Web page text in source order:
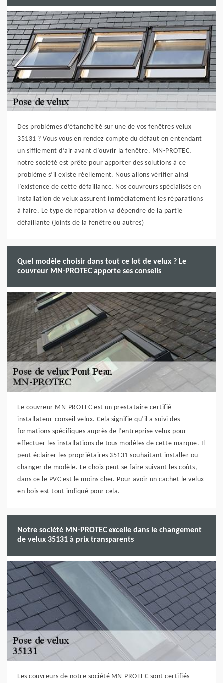
Des problèmes d’étanchéité sur une de vos fenêtres velux
35131 ? Vous vous en rendez compte du défaut en entendant
un sifflement d’air avant d’ouvrir la fenêtre. MN-PROTEC,
notre société est prête pour apporter des solutions à ce
problème s’il existe réellement. Nous allons vérifier ainsi
l’existence de cette défaillance. Nos couvreurs spécialisés en
installation de velux assurent immédiatement les réparations
à faire. Le type de réparation va dépendre de la partie
défaillante (joints de la fenêtre ou autres)
Quel modèle choisir dans tout ce lot de velux ? Le
couvreur MN-PROTEC apporte ses conseils
Le couvreur MN-PROTEC est un prestataire certifié
installateur-conseil velux. Cela signifie qu’il a suivi des
formations spécifiques auprès de l’entreprise velux pour
effectuer les installations de tous modèles de cette marque. Il
peut éclairer les propriétaires 35131 souhaitant installer ou
changer de modèle. Le choix peut se faire suivant les coûts,
dans ce le PVC est le moins cher. Pour avoir un cachet le velux
en bois est tout indiqué pour cela.
Notre société MN-PROTEC excelle dans le changement
de velux 35131 à prix transparents
Les couvreurs de notre société MN-PROTEC sont certifiés